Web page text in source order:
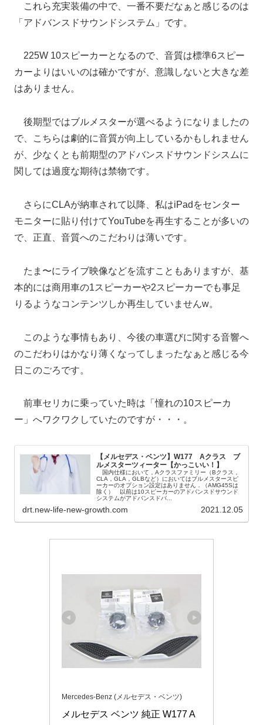
これら充実装備の中で、一番不要だなぁと感じるのは
「アドバンスドサウンドシステム」です。
225W 10スピーカーとなるので、音質は標準6スピー
カーよりはいいのは確かですが、意識しないと大きな差
はありません。
後期型ではブルメスターが選べるようになりましたの
で、こちらは劇的に音質が向上しているかもしれません
が、少なくとも前期型のアドバンスドサウンドシスムに
関しては過度な期待は禁物です。
さらにCLAが納車されて以降、私はiPadをセンター
モニターに貼り付けてYouTubeを再生することが多いの
で、正直、音質へのこだわりは薄いです。
たま〜にライブ映像などを流すこともありますが、基
本的には商用車の1スピーカーや2スピーカーでも事足
りるようなコンテンツしか再生していませんw。
このような事情もあり、今後の車選びに関する音響へ
のこだわりはかなり薄くなってしまったなぁと感じる今
日このごろです。
前車セリカに乗っていた時は「憧れの10スピーカ
ー」へワクワクしていたのですが・・・。
【メルセデス・ベンツ】W177 Aクラス ブ
ルメスターツィーター【かっこいい！】
国内仕様において，Aクラスファミリー（Bクラス，
CLA，GLA，GLBなど）においてはブルメスタースピ
ーカーのオプション設定はありません．（AMG45Sは
除く） 以前は10スピーカーのアドバンスドサウンド
システムがアドバンスドパ...
drt.new-life-new-growth.com 2021.12.05
Mercedes-Benz (メルセデス・ベンツ)
メルセデス ベンツ 純正 W177 A